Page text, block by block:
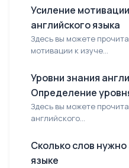
Усиление
английского языка
Здесь вы можете
мотивации к изуче...
Уровни знания
Определение
Здесь вы можете
английского...
Сколько слов
языке